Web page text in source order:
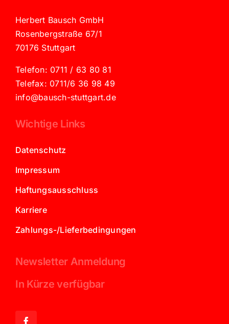
Herbert Bausch GmbH
Rosenbergstraße 67/1
70176 Stuttgart
Telefon: 0711 / 63 80 81
Telefax: 0711/6 36 98 49
info@bausch-stuttgart.de
Wichtige Links
Datenschutz
Impressum
Haftungsausschluss
Karriere
Zahlungs-/Lieferbedingungen
Newsletter Anmeldung
In Kürze verfügbar